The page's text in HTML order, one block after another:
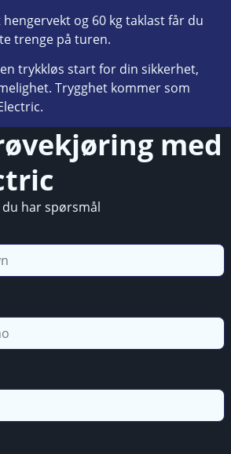
og 60 kg taklast får du
trenge på turen.
trykkløs start for din sikkerhet,
Trygghet kommer som
med
har spørsmål